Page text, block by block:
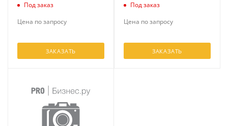
Под заказ
Цена по запросу
ЗАКАЗАТЬ
Под заказ
Цена по запросу
ЗАКАЗАТЬ